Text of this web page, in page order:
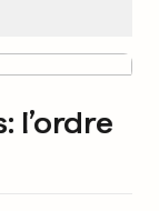
l’ordre